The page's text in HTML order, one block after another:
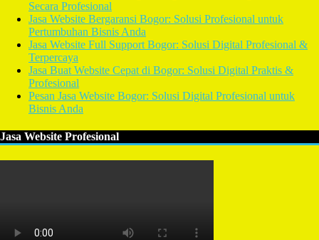
Secara Profesional
Jasa Website Bergaransi Bogor: Solusi Profesional untuk
Pertumbuhan Bisnis Anda
Jasa Website Full Support Bogor: Solusi Digital Profesional &
Terpercaya
Jasa Buat Website Cepat di Bogor: Solusi Digital Praktis &
Profesional
Pesan Jasa Website Bogor: Solusi Digital Profesional untuk
Bisnis Anda
Jasa Website Profesional